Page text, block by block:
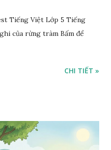
Tiếng Việt Lớp 5 Tiếng
của rừng tràm Bấm để
CHI TIẾT »